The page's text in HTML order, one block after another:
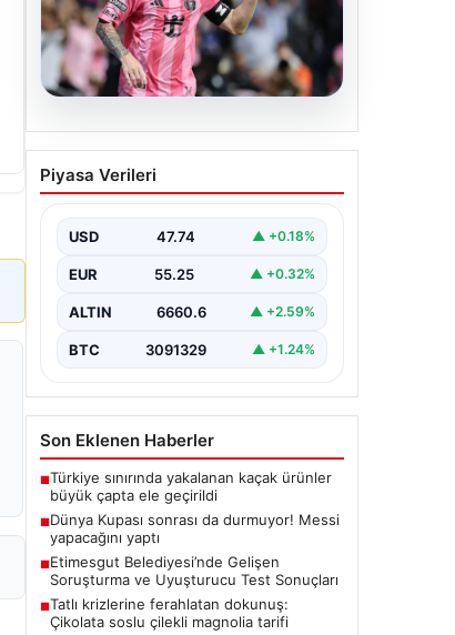
Dünya Kupası sonrası da
durmuyor! Messi
Piyasa Verileri
USD 47.74 ▲ +0.18%
EUR 55.25 ▲ +0.32%
ALTIN 6660.6 ▲ +2.59%
BTC 3091329 ▲ +1.24%
Son Eklenen Haberler
■Türkiye sınırında yakalanan kaçak ürünler
büyük çapta ele geçirildi
■Dünya Kupası sonrası da durmuyor! Messi
yapacağını yaptı
■Etimesgut Belediyesi’nde Gelişen
Soruşturma ve Uyuşturucu Test Sonuçları
■Tatlı krizlerine ferahlatan dokunuş:
Çikolata soslu çilekli magnolia tarifi